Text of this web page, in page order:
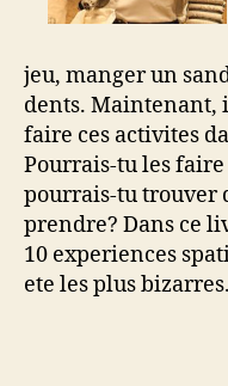
jeu, manger un
dents. Maintenant,
faire ces activites
Pourrais-tu les
pourrais-tu trouver
prendre? Dans ce
10 experiences
ete les plus bizarres.